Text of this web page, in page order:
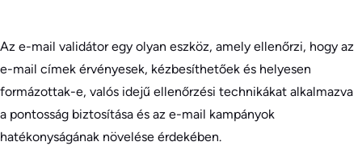
Az e-mail validátor egy olyan eszköz, amely ellenőrzi, hogy az
e-mail címek érvényesek, kézbesíthetőek és helyesen
formázottak-e, valós idejű ellenőrzési technikákat alkalmazva
a pontosság biztosítása és az e-mail kampányok
hatékonyságának növelése érdekében.